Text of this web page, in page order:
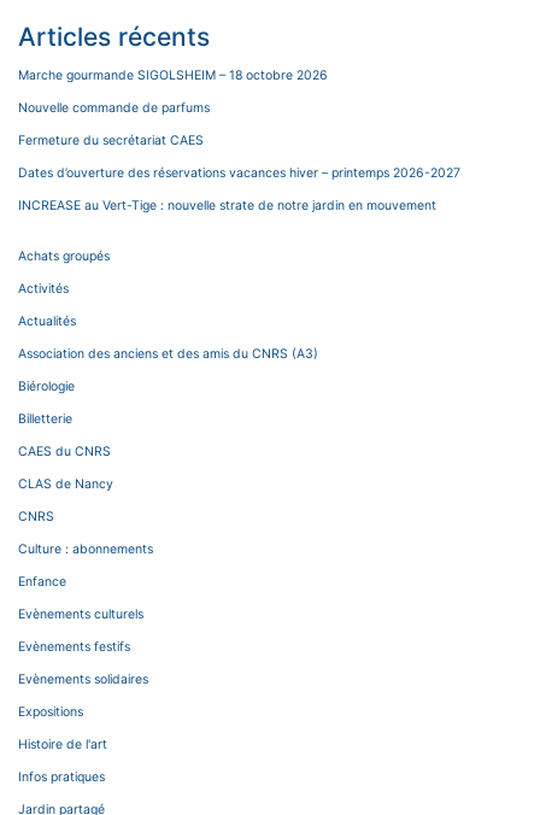
Articles récents
Marche gourmande SIGOLSHEIM – 18 octobre 2026
Nouvelle commande de parfums
Fermeture du secrétariat CAES
Dates d’ouverture des réservations vacances hiver – printemps 2026-2027
INCREASE au Vert-Tige : nouvelle strate de notre jardin en mouvement
Achats groupés
Activités
Actualités
Association des anciens et des amis du CNRS (A3)
Biérologie
Billetterie
CAES du CNRS
CLAS de Nancy
CNRS
Culture : abonnements
Enfance
Evènements culturels
Evènements festifs
Evènements solidaires
Expositions
Histoire de l'art
Infos pratiques
Jardin partagé